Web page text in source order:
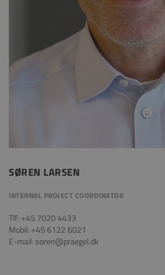
SØREN LARSEN
INTERNAL PROJECT COORDINATOR
Tlf: +45 7020 4433
Mobil: +45 6122 6021
E-mail: soren@praegel.dk